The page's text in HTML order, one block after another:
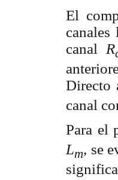
El
canal R
Directo
canal
Para el
Lm, se